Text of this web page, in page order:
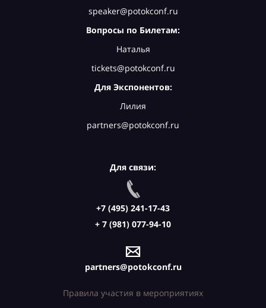
speaker@potokconf.ru
Вопросы по Билетам:
Наталья
tickets@potokconf.ru
Для Экспонентов:
Лилия
partners@potokconf.ru
Для связи:
+7 (495) 241-17-43
+ 7 (981) 077-94-10
partners@potokconf.ru
Правила участия в мероприятиях